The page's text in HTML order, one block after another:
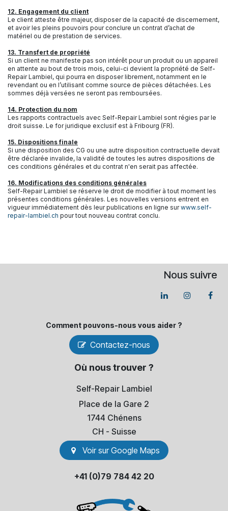
12. Engagement du client
Le client atteste être majeur, disposer de la capacité de discernement,
et avoir les pleins pouvoirs pour conclure un contrat d’achat de
matériel ou de prestation de services.
13. Transfert de propriété
Si un client ne manifeste pas son intérêt pour un produit ou un appareil
en attente au bout de trois mois, celui-ci devient la propriété de Self-
Repair Lambiel, qui pourra en disposer librement, notamment en le
revendant ou en l’utilisant comme source de pièces détachées. Les
sommes déjà versées ne seront pas remboursées.
14. Protection du nom
Les rapports contractuels avec Self-Repair Lambiel sont régies par le
droit suisse. Le for juridique exclusif est à Fribourg (FR).
15. Dispositions finale
Si une disposition des CG ou une autre disposition contractuelle devait
être déclarée invalide, la validité de toutes les autres dispositions de
ces conditions générales et du contrat n'en serait pas affectée.
16. Modifications des conditions générales
Self-Repair Lambiel se réserve le droit de modifier à tout moment les
présentes conditions générales. Les nouvelles versions entrent en
vigueur immédiatement dès leur publications en ligne surwww.self-
repair-lambiel.ch pour tout nouveau contrat conclu.
Nous suivre
Comment pouvons-​nous vous aider ?
Contactez-nous
Où nous trouver ?
Self-Repair Lambiel
Place de la Gare 2
1744 Chénens
​CH - Suisse
Voir sur Go​​ogle Maps
+41 (0)79 784 42 20